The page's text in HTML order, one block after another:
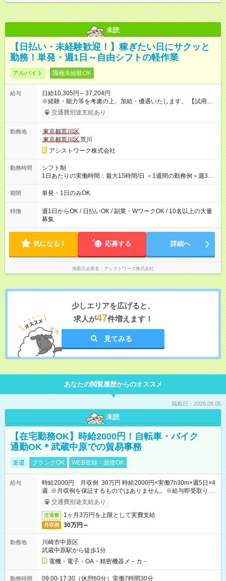
未読
【日払い・未経験歓迎！】稼ぎたい日にサクッと
勤務！単発・週1日～自由シフトの軽作業
アルバイト 職種未経験OK
給与
日給10,305円～37,204円
※経験・能力等を考慮の上、加給・優遇いたします。 【試用期
間】試用期間なし
交通費別途支給あり
勤務地
東京都荒川区
東京都荒川区荒川
アシストワーク株式会社
勤務時間
シフト制
1日あたりの実働時間：最大15時間/日 ＜1週間の勤務例＞週3回
勤務 勤務：月・水・金 休み：火・木・土・日 好きな時にお仕事
可能です！ ※1日あたりの最大実働時間は日勤、夜勤共に勤務し
期間 単発・1日のみOK
特徴
週1日からOK / 日払いOK / 副業・WワークOK / 10名以上の大量
募集
気になる！ 応募する 詳細へ
掲載元企業名 アシストワーク株式会社
少しエリアを広げると、
求人が47件増えます！
見てみる
あなたの閲覧履歴からのオススメ
掲載日：2026.08.06
未読
【在宅勤務OK】時給2000円！自転車・バイク
通勤OK＊武蔵中原での貿易事務
派遣 ブランクOK WEB登録・面接OK
給与
時給2000円 月収例 30万円 時給2000円×実働7h30m×週5日×4
週 ※月収例を保証するものではありません。※給与即受取りサ
ービス利用可（利用条件有）
交通費別途支給あり
交通費 1ヶ月3万円を上限として実費支給
月収例 30万円～
勤務地
川崎市中原区
武蔵中原駅から徒歩1分
電機・電子・OA・精密機器メ－カ－
勤務時間 09:00-17:30（休憩60分）実働7時間30分